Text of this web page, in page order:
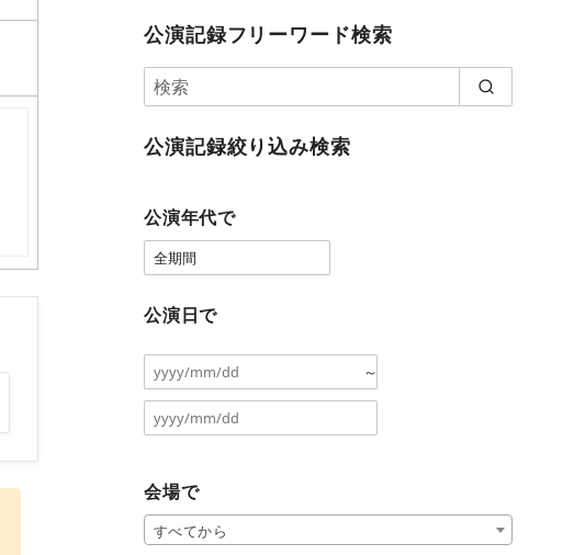
公演記録フリーワード検索
公演記録絞り込み検索
公演年代で
公演日で
～
会場で
すべてから